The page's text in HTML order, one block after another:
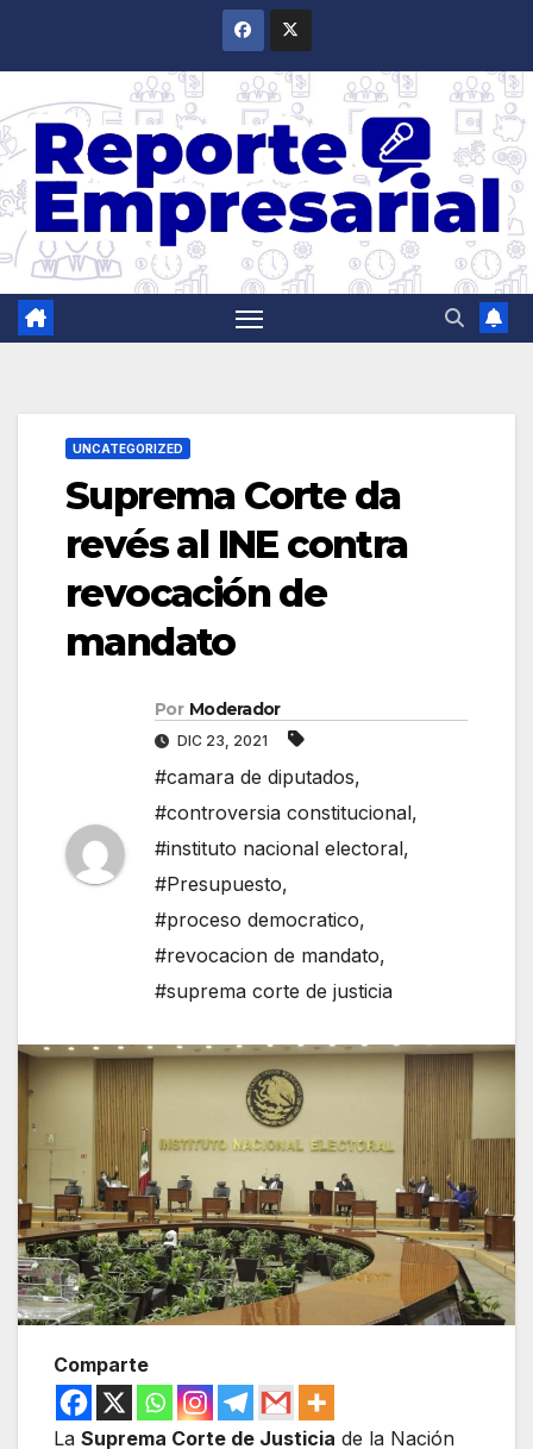
UNCATEGORIZED
Suprema Corte da
revés al INE contra
revocación de
mandato
Por Moderador
DIC 23, 2021
#camara de diputados,
#controversia constitucional,
#instituto nacional electoral,
#Presupuesto,
#proceso democratico,
#revocacion de mandato,
#suprema corte de justicia
Comparte
La Suprema Corte de Justicia de la Nación